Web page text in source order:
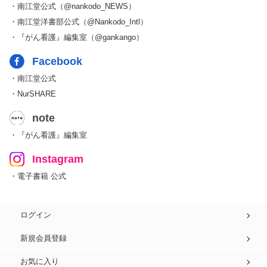
・南江堂公式（@nankodo_NEWS）
・南江堂洋書部公式（@Nankodo_Intl）
・『がん看護』編集室（@gankango）
Facebook
・南江堂公式
・NurSHARE
note
・『がん看護』編集室
Instagram
・電子書籍 公式
ログイン
新規会員登録
お気に入り